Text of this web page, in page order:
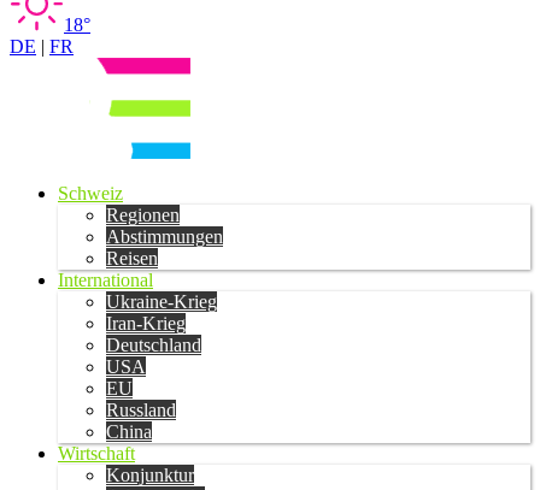
18°
DE | FR
Schweiz
Regionen
Abstimmungen
Reisen
International
Ukraine-Krieg
Iran-Krieg
Deutschland
USA
EU
Russland
China
Wirtschaft
Konjunktur